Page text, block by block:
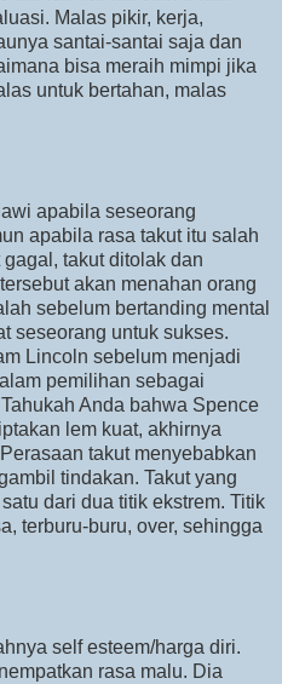
Malas pikir, kerja,
santai-santai saja dan
bisa meraih mimpi jika
untuk bertahan, malas
apabila seseorang
apabila rasa takut itu salah
takut ditolak dan
akan menahan orang
sebelum bertanding mental
seseorang untuk sukses.
Lincoln sebelum menjadi
pemilihan sebagai
Anda bahwa Spence
lem kuat, akhirnya
takut menyebabkan
tindakan. Takut yang
dari dua titik ekstrem. Titik
terburu-buru, over, sehingga
self esteem/harga diri.
rasa malu. Dia